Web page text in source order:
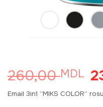
260,00MDL
a
Email 3in1 ”MIKS COLOR”